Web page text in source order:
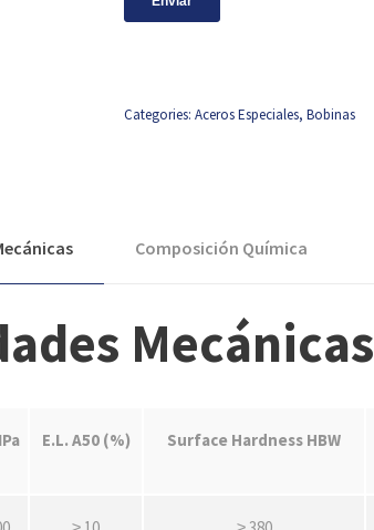
Categories: Aceros Especiales, Bobinas
Composición Química
Mecánicas
E.L. A50 (%) Surface Hardness HBW